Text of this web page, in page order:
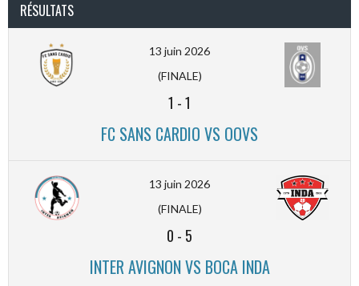
RÉSULTATS
13 juin 2026
(FINALE)
1 -1
FC SANS CARDIO VS OOVS
13 juin 2026
(FINALE)
0 - 5
INTER AVIGNON VS BOCA INDA